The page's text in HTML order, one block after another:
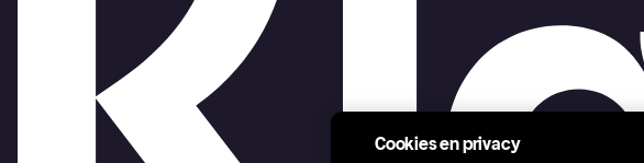
Cookies en privacy